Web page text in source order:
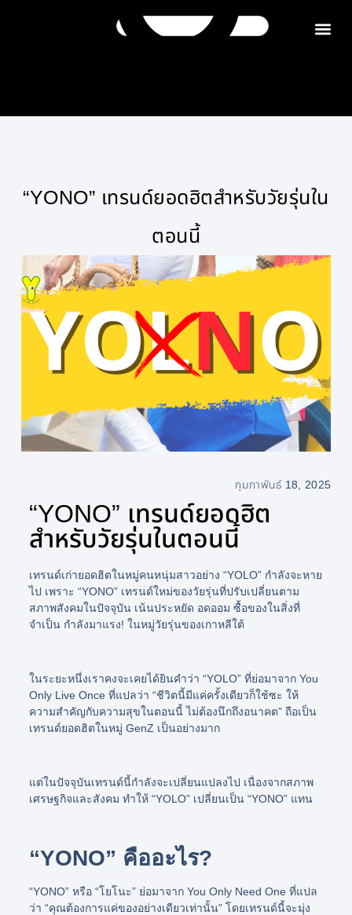
“YONO” เทรนด์ยอดฮิตสำหรับวัยรุ่นใน
ตอนนี้
กุมภาพันธ์ 18, 2025
“YONO” เทรนด์ยอดฮิต
สำหรับวัยรุ่นในตอนนี้
เทรนด์เก่ายอดฮิตในหมู่คนหนุ่มสาวอย่าง “YOLO” กำลังจะหาย
ไป เพราะ “YONO” เทรนด์ใหม่ของวัยรุ่นที่ปรับเปลี่ยนตาม
สภาพสังคมในปัจจุบัน เน้นประหยัด อดออม ซื้อของในสิ่งที่
จำเป็น กำลังมาแรง! ในหมู่วัยรุ่นของเกาหลีใต้
ในระยะหนึ่งเราคงจะเคยได้ยินคำว่า “YOLO”ที่ย่อมาจาก You
Only Live Once ที่แปลว่า “ชีวิตนี้มีแค่ครั้งเดียวก็ใช้ซะ ให้
ความสำคัญกับความสุขในตอนนี้ ไม่ต้องนึกถึงอนาคต”ถือเป็น
เทรนด์ยอดฮิตในหมู่ GenZ เป็นอย่างมาก
แต่ในปัจจุบันเทรนด์นี้กำลังจะเปลี่ยนแปลงไป เนื่องจากสภาพ
เศรษฐกิจและสังคม ทำให้ “YOLO”เปลี่ยนเป็น “YONO”แทน
“YONO” คืออะไร?
“YONO”หรือ “โยโนะ”ย่อมาจาก You Only Need One ที่แปล
ว่า “คุณต้องการแค่ของอย่างเดียวเท่านั้น”โดยเทรนด์นี้จะมุ่ง